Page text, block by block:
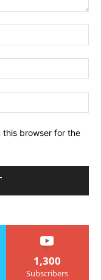
this browser for the
1,300
Subscribers